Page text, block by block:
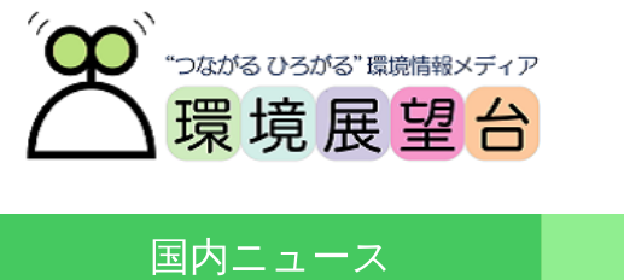
国内ニュース